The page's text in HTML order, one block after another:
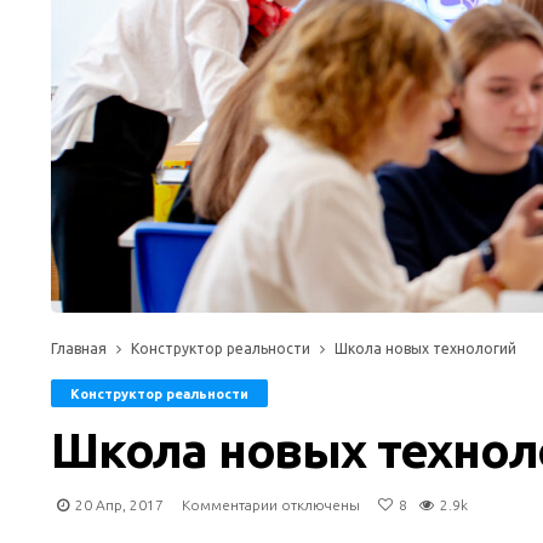
Главная Конструктор реальности Школа новых технологий
Конструктор реальности
Школа новых
20 Апр, 2017 Комментарии к
отключены 8 2.9k